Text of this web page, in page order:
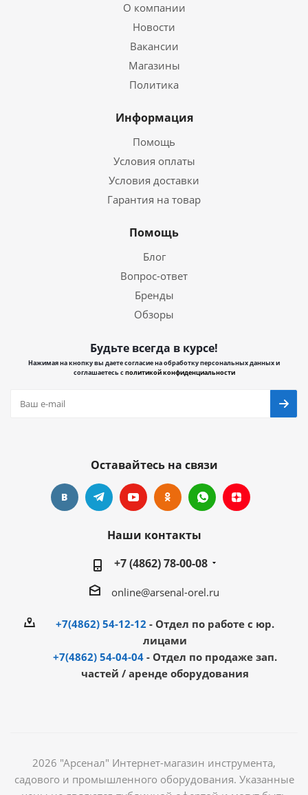
О компании
Новости
Вакансии
Магазины
Политика
Информация
Помощь
Условия оплаты
Условия доставки
Гарантия на товар
Помощь
Блог
Вопрос-ответ
Бренды
Обзоры
Будьте всегда в курсе!
Нажимая на кнопку вы даете согласие на обработку персональных данных и
соглашаетесь сполитикой конфиденциальности
Оставайтесь на связи
Наши контакты
+7 (4862) 78-00-08
online@arsenal-orel.ru
+7(4862) 54-12-12 - Отдел по работе с юр.
лицами
+7(4862) 54-04-04 - Отдел по продаже зап.
частей / аренде оборудования
2026 "Арсенал" Интернет-магазин инструмента,
садового и промышленного оборудования. Указанные